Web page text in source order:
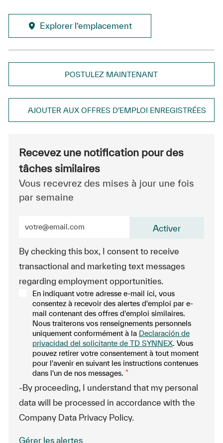
Explorer l’emplacement
POSTULEZ MAINTENANT
AJOUTER AUX OFFRES D’EMPLOI ENREGISTRÉES
Recevez une notification pour des
tâches similaires
Vous recevrez des mises à jour une fois
par semaine
By checking this box, I consent to receive
transactional and marketing text messages
regarding employment opportunities.
En indiquant votre adresse e-mail ici, vous
consentez à recevoir des alertes d'emploi par e-
mail contenant des offres d'emploi similaires.
Nous traiterons vos renseignements personnels
uniquement conformément à la Declaración de
privacidad del solicitante de TD SYNNEX. Vous
pouvez retirer votre consentement à tout moment
pour l'avenir en suivant les instructions contenues
dans l'un de nos messages. *
-By proceeding, I understand that my personal
data will be processed in accordance with the
Company Data Privacy Policy.
Activer
Gérer les alertes